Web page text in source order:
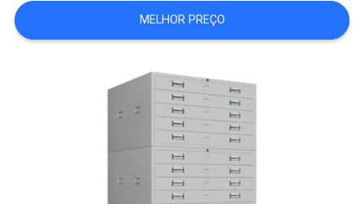
SITE
MELHOR PREÇO